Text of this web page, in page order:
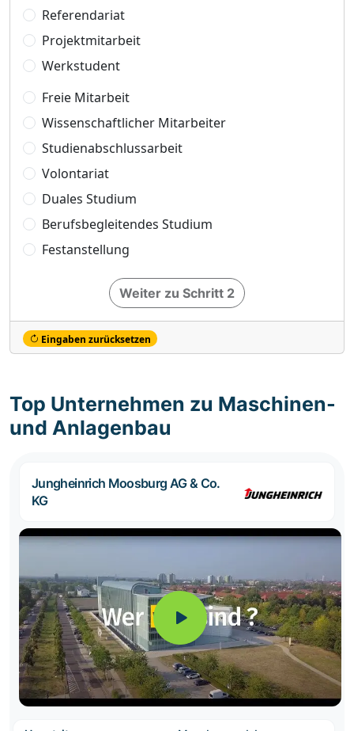
Referendariat
Projektmitarbeit
Werkstudent
Freie Mitarbeit
Wissenschaftlicher Mitarbeiter
Studienabschlussarbeit
Volontariat
Duales Studium
Berufsbegleitendes Studium
Festanstellung
Weiter zu Schritt 2
Eingaben zurücksetzen
Top Unternehmen zu Maschinen-
und Anlagenbau
Jungheinrich Moosburg AG & Co.
KG